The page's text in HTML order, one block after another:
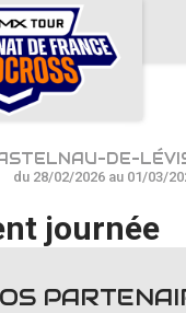
TV
DE-
du 28/02/2026 au 01/03/
journée